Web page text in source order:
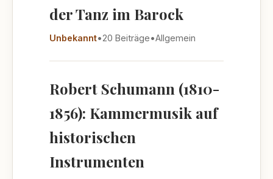
der Tanz im Barock
Unbekannt•20 Beiträge•Allgemein
Robert Schumann (1810-
1856): Kammermusik auf
historischen
Instrumenten